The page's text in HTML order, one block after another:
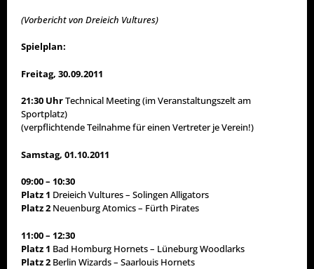
(Vorbericht von Dreieich Vultures)
Spielplan:
Freitag, 30.09.2011
21:30 UhrTechnical Meeting (im Veranstaltungszelt am
Sportplatz)
(verpflichtende Teilnahme für einen Vertreter je Verein!)
Samstag, 01.10.2011
09:00 – 10:30
Platz 1 Dreieich Vultures – Solingen Alligators
Platz 2 Neuenburg Atomics – Fürth Pirates
11:00 – 12:30
Platz 1 Bad Homburg Hornets – Lüneburg Woodlarks
Platz 2 Berlin Wizards – Saarlouis Hornets